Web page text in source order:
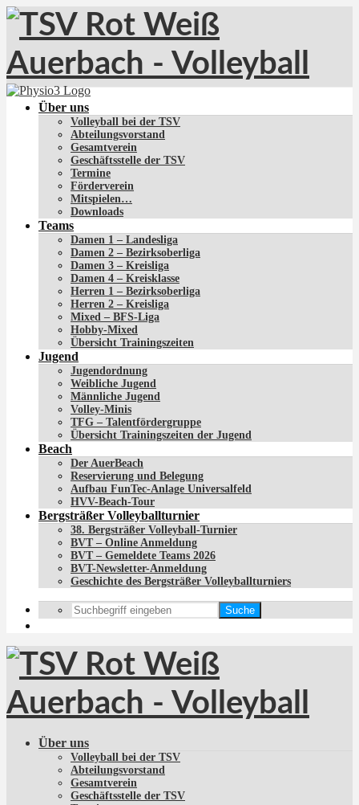
Über uns
Volleyball bei der TSV
Abteilungsvorstand
Gesamtverein
Geschäftsstelle der TSV
Termine
Förderverein
Mitspielen…
Downloads
Teams
Damen 1 – Landesliga
Damen 2 – Bezirksoberliga
Damen 3 – Kreisliga
Damen 4 – Kreisklasse
Herren 1 – Bezirksoberliga
Herren 2 – Kreisliga
Mixed – BFS-Liga
Hobby-Mixed
Übersicht Trainingszeiten
Jugend
Jugendordnung
Weibliche Jugend
Männliche Jugend
Volley-Minis
TFG – Talentfördergruppe
Übersicht Trainingszeiten der Jugend
Beach
Der AuerBeach
Reservierung und Belegung
Aufbau FunTec-Anlage Universalfeld
HVV-Beach-Tour
Bergsträßer Volleyballturnier
38. Bergsträßer Volleyball-Turnier
BVT – Online Anmeldung
BVT – Gemeldete Teams 2026
BVT-Newsletter-Anmeldung
Geschichte des Bergsträßer Volleyballturniers
Suche
Über uns
Volleyball bei der TSV
Abteilungsvorstand
Gesamtverein
Geschäftsstelle der TSV